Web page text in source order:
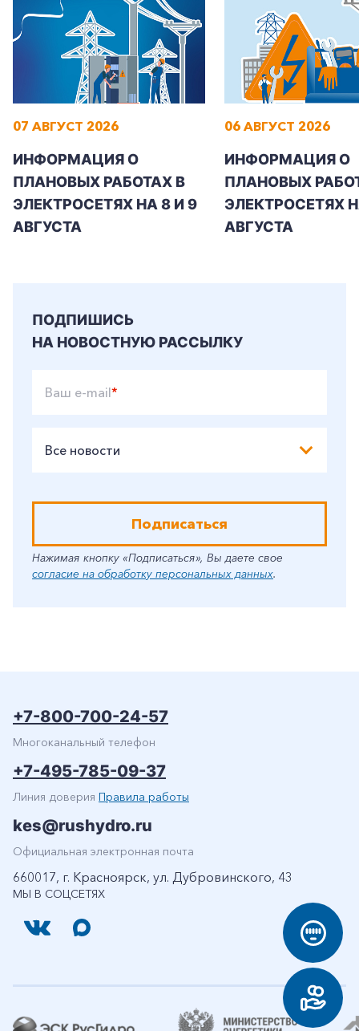
07 АВГУСТ 2026
ИНФОРМАЦИЯ О
ПЛАНОВЫХ РАБОТАХ В
ЭЛЕКТРОСЕТЯХ НА 8 И 9
АВГУСТА
06 АВГУСТ 2026
ИНФОРМАЦИЯ О
ПЛАНОВЫХ
ЭЛЕКТРОСЕТЯХ
АВГУСТА
ПОДПИШИСЬ
НА НОВОСТНУЮ РАССЫЛКУ
Ваш e-mail*
Все новости
Подписаться
Нажимая кнопку «Подписаться», Вы даете свое
согласие на обработку персональных данных.
МЫ В СОЦСЕТЯХ
+7-800-700-24-57
Многоканальный телефон
+7-495-785-09-37
Линия доверия Правила работы
kes@rushydro.ru
Официальная электронная почта
660017, г. Красноярск, ул. Дубровинского, 43